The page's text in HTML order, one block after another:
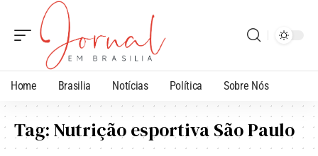
Home Brasilia Notícias Política Sobre Nós
Tag:Nutrição esportiva São Paulo